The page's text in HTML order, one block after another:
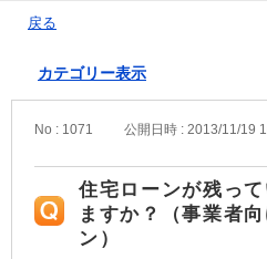
戻る
カテゴリー表示
No : 1071 公開日時 : 2013/11/19
住宅ローンが残っ
ますか？（事業者
ン）